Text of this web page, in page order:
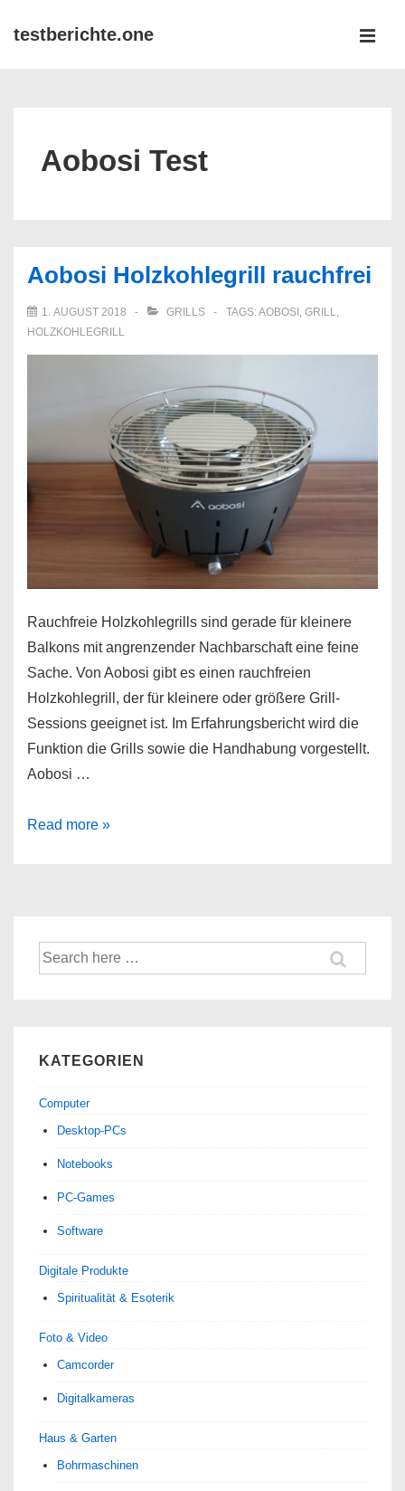
Zumtestberichte.one
Aobosi Test
Aobosi Holzkohlegrill rauchfrei
1. AUGUST 2018 GRILLS TAGS:AOBOSI , GRILL,
HOLZKOHLEGRILL
Rauchfreie Holzkohlegrills sind gerade für kleinere
Balkons mit angrenzender Nachbarschaft eine feine
Sache. Von Aobosi gibt es einen rauchfreien
Holzkohlegrill, der für kleinere oder größere Grill-
Sessions geeignet ist. Im Erfahrungsbericht wird die
Funktion die Grills sowie die Handhabung vorgestellt.
Aobosi …
Aobosi
Read more »
Suche
KATEGORIEN
Computer
Desktop-PCs
Notebooks
PC-Games
Software
Digitale Produkte
Spiri­tua­lität & Esoterik
Foto & Video
Camcorder
Digitalkameras
Haus & Garten
Bohrmaschinen